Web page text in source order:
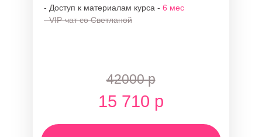
15 710 р
42000 р
- Доступ к материалам курса - 6 мес
- VIP-чат со Светланой